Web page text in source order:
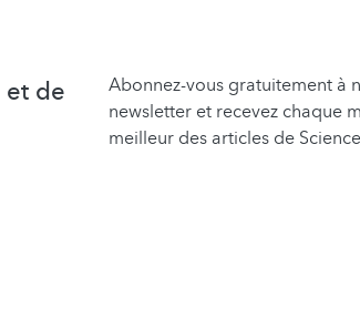
et de
Abonnez-vous gratuitement à
newsletter et recevez chaque
meilleur des articles de